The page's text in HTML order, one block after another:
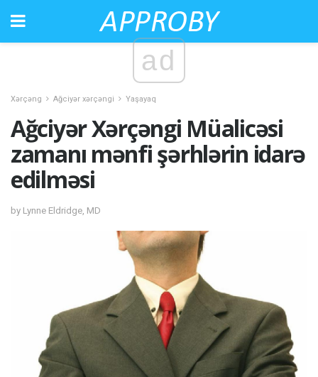
ad
Xərçəng Ağciyər xərçəngi Yaşayaq
Ağciyər Xərçəngi Müalicəsi
zamanı mənfi şərhlərin idarə
edilməsi
by Lynne Eldridge, MD